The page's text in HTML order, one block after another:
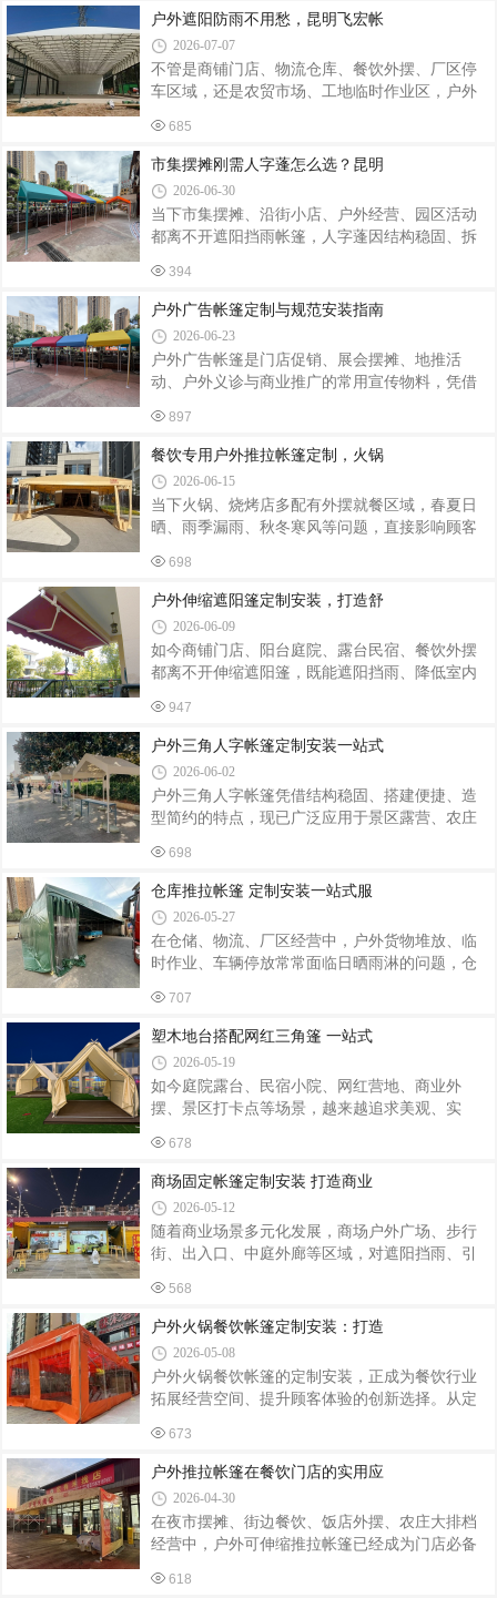
高、防锈耐腐蚀，户外长期使用不易变形生锈
在定制前期，应当结合场地环境确定基础方案。
首先实地勘测摆放区域，丈量可用空间，合理规
划四柱亭长宽尺寸，避免尺寸过大挤占通行区
域，或是规格偏小达不到使用需求。同时根据整
体装修风格挑选材质，常见材质包含铝合金、防
腐木、钢结构、水泥预制构件等。户外露天环境
锈、防开裂材质；紫外线较强区域，建议选用抗
户外遮阳防雨不用愁，昆明飞宏帐
2026-07-07
不管是商铺门店、物流仓库、餐饮外摆、厂区停
车区域，还是农贸市场、工地临时作业区，户外
阳棚拆装麻烦、占用空间大，想要灵活调整遮蔽
范围，电动推拉雨棚成为不少商户、工厂的优选
产品，本地采购可以找昆明飞宏帐篷厂。昆明飞
宏帐篷厂是本地深耕帐篷、推拉雨棚定制生产的
实体厂家，主营各类手动、电动推拉雨棚，同时
配套各类常规户外帐篷制作，适配云南本地多变
的气候环境，面向昆明及周边城市商户、工厂、
相比传统固定棚体优势突出，依靠电动控制
685
市集摆摊刚需人字蓬怎么选？昆明
2026-06-30
当下市集摆摊、沿街小店、户外经营、园区活动
都离不开遮阳挡雨帐篷，人字蓬因结构稳固、拆
昆明摆摊创业者、商铺经营者想找能按需定制、
包安装的本地帐篷工厂，今天带大家实拍人字蓬
落地效果，分享靠谱定制选择 —— 昆明飞宏帐篷
厂。一、人字蓬适配多类经营场景，实用性拉满
人字蓬之所以广受摆摊商户喜爱，核心是结构优
势适配户外经营需求：空间宽敞不压抑：人字顶
斜向排水，篷下无遮挡立柱，摆摊摆放货架、桌
鲜摊位都适用；防雨防晒性能出色：倾斜
394
户外广告帐篷定制与规范安装指南
2026-06-23
户外广告帐篷是门店促销、展会摆摊、地推活
动、户外义诊与商业推广的常用宣传物料，凭借
业线下品牌引流的核心载体。广告帐篷的定制质
量与安装规范性，直接影响户外使用安全性与品
牌展示质感。优质的定制设计搭配标准安装工
艺，既能保障帐篷防风防雨、稳固耐用，又能最
大化发挥户外宣传价值。精准定制是打造高品质
广告帐篷的基础。在定制前期，需结合使用场景
确定帐篷规格，常见的2×2米、3×3米、3×4.5米等
尤为关键，户外推广优先选用加厚牛津布、
897
餐饮专用户外推拉帐篷定制，火锅
2026-06-15
当下火锅、烧烤店多配有外摆就餐区域，春夏日
晒、雨季漏雨、秋冬寒风等问题，直接影响顾客
间无法灵活调整，普通简易帐篷耐用性差，难以
适配餐饮高频使用场景，餐饮专用户外推拉伸缩
帐篷成为众多火锅烧烤门店的首选，支持全尺
寸、款式个性化定制，一站式解决门店外摆经营
难题。餐饮经营对帐篷的实用性、耐用性要求远
高于普通家用帐篷。火锅烧烤环境油烟大、炭火
温度高，同时户外长期经受日晒雨淋，普通薄款
定制推拉帐篷，篷布选用加厚 PVC 涂油阻燃面
698
户外伸缩遮阳篷定制安装，打造舒
2026-06-09
如今商铺门店、阳台庭院、露台民宿、餐饮外摆
都离不开伸缩遮阳篷，既能遮阳挡雨、降低室内
业定制安装伸缩遮阳篷，可适配不同场地尺寸、
风格需求，一站式解决户外遮阳难题。市面上成
品遮阳篷尺寸单一，很多门店、庭院存在异形墙
面、窄门头、超大外摆等特殊工况，统一规格产
品无法贴合安装，还会出现漏水、支架不稳、开
合卡顿等问题。定制伸缩遮阳篷可根据实地长
宽、墙体承重、采光需求量身设计，从面料、骨
类场景。遮阳篷核心分为骨架与防水面料两大
947
户外三角人字帐篷定制安装一站式
2026-06-02
户外三角人字帐篷凭借结构稳固、搭建便捷、造
型简约的特点，现已广泛应用于景区露营、农庄
景。随着户外经济持续升温，标准化成品帐篷难
以满足场地尺寸、环境地貌、使用功能的差异化
需求，个性化定制与专业落地安装成为行业主流
选择。专业帐篷定制服务商依托成熟工艺与实地
勘测经验，从方案设计到落地安装全流程跟进，
为各类经营主体打造适配场地的人字三角帐篷。
三角人字帐篷采用人字坡面结构，力学布局合
出众。定制服务打破成品固定规格限制，可根
698
仓库推拉帐篷 定制安装一站式服
2026-05-27
在仓储、物流、厂区经营中，户外货物堆放、临
时作业、车辆停放常常面临日晒雨淋的问题，仓
优势，成为众多企业的优选设施。结合场地实际
需求进行定制化设计与规范安装，才能充分发挥
帐篷的使用价值，延长使用寿命。定制是打造适
配帐篷的首要环节。我们会根据客户场地尺寸、
使用场景、货物堆放规模实地勘测，精准规划整
体规格。针对不同使用环境，区分材质配置：篷
布选用耐磨、防水、防晒、抗老化面料，抵御风
加厚镀锌管材或铝合金材质，结构稳固、不
707
塑木地台搭配网红三角篷 一站式
2026-05-19
如今庭院露台、民宿小院、网红营地、商业外
摆、景区打卡点等场景，越来越追求美观、实
角篷组合，凭借颜值出众、耐用抗造、氛围感强
的优势，成为当下户外空间改造的热门选择。我
们专注塑木地台铺装、网红三角篷定制、整体配
套安装一站式服务，为客户打造安全美观、风格
统一的户外休闲空间。塑木地台作为户外地面核
心，采用环保塑木材料制成，防水防潮、防腐防
虫，不惧日晒雨淋，不易开裂变形，适配云南多
塑木免油漆、免养护，后期几乎零维护成本，防
678
商场固定帐篷定制安装 打造商业
2026-05-12
随着商业场景多元化发展，商场户外广场、步行
街、出入口、中庭外廊等区域，对遮阳挡雨、引
凭借造型美观、稳固耐用、遮阳防雨、适配商业
氛围等优势，成为各大购物中心、商业广场、商
业街标配户外配套设施。商场固定帐篷采用钢结
构框架搭配加厚阻燃篷布，整体结构稳固抗风，
可适应常年户外暴晒、风雨侵袭等环境。主体框
架选用优质镀锌钢管或铝合金材质，防锈防腐、
不易变形，使用寿命长；篷布选用高密度防晒面
易褪色的特点，长期使用依旧外观整洁大气
568
户外火锅餐饮帐篷定制安装：打造
2026-05-08
户外火锅餐饮帐篷的定制安装，正成为餐饮行业
拓展经营空间、提升顾客体验的创新选择。从定
观性，为顾客打造灵活舒适的户外用餐环境。定
制设计：贴合需求，彰显特色户外火锅帐篷的定
制需以场地条件与经营需求为核心。例如，街角
火锅店因户外空间不规则，可定制异形帐篷，通
过模块化拼接充分利用每一寸空间；若场地平坦
开阔，则可选择标准长方形或方形帐篷，长度按
需延伸，满足不同规模用餐需求。材质选择上，
673
户外推拉帐篷在餐饮门店的实用应
2026-04-30
在夜市摆摊、街边餐饮、饭店外摆、农庄大排档
经营中，户外可伸缩推拉帐篷已经成为门店必备
高的特点，完美适配餐饮行业户外经营需求，有
618